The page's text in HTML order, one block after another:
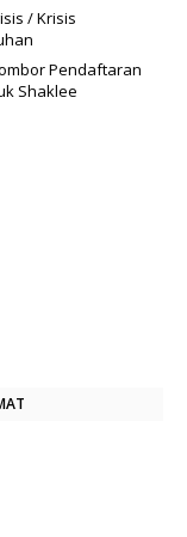
/ Krisis
Pendaftaran
Shaklee